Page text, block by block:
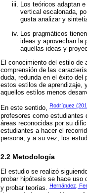
Los teóricos adaptan
vertical escalonada,
gusta analizar y
Los pragmáticos
ideas y aprovechan la
aquellas ideas y
El conocimiento del estilo de
comprensión de las
duda, redunda en el éxito del
estos estilos de aprendizaje,
aquellos estilos menos
En este sentido, Rodríguez
profesores como estudiantes
áreas reconocidas por su
estudiantes a hacer el
persona; y a su vez, los
2.2 Metodología
El estudio se realizó
probar hipótesis se hace uso
y probar teorías. Hernández,